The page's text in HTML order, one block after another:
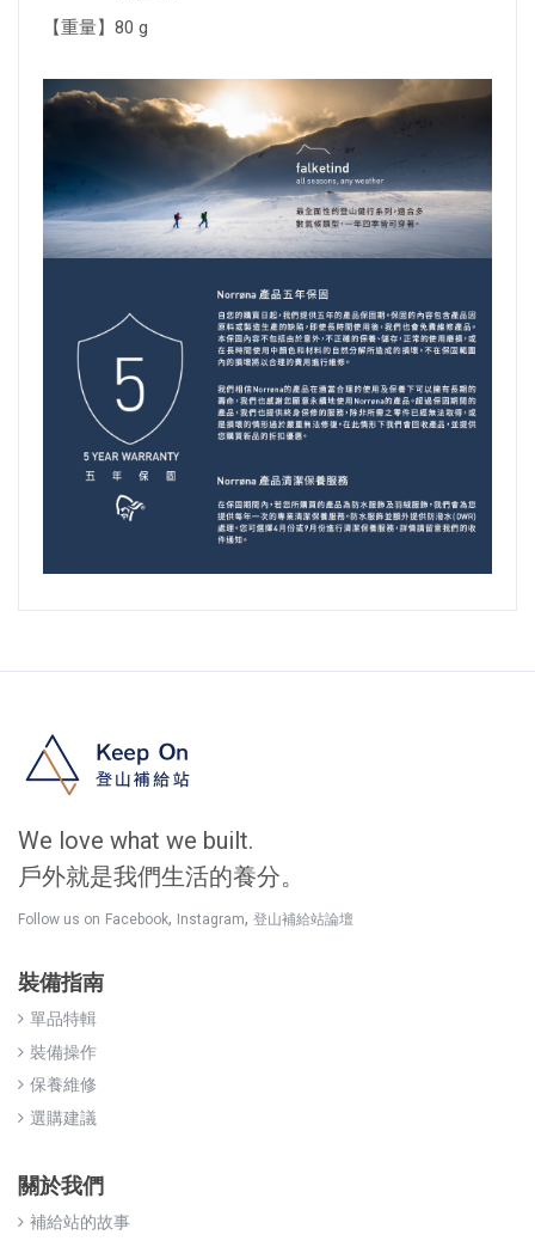
【重量】80 g
We love what we built.
戶外就是我們生活的養分。
Follow us on Facebook, Instagram, 登山補給站論壇
裝備指南
單品特輯
裝備操作
保養維修
選購建議
關於我們
補給站的故事